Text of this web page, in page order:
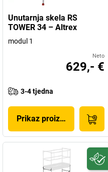
Unutarnja skela RS
TOWER 34 – Altrex
modul 1
Neto
629,- €
3-4 tjedna
Prikaz proizvoda